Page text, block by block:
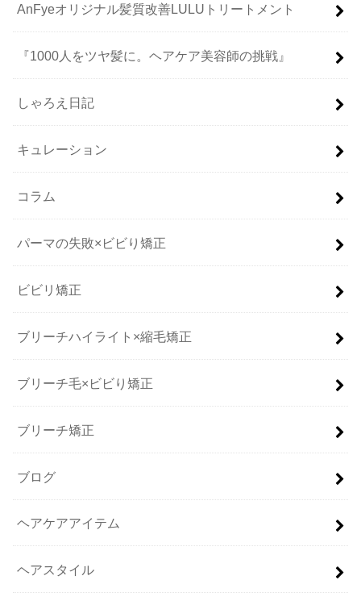
AnFyeオリジナル髪質改善LULUトリートメント
『1000人をツヤ髪に。ヘアケア美容師の挑戦』
しゃろえ日記
キュレーション
コラム
パーマの失敗×ビビり矯正
ビビリ矯正
ブリーチハイライト×縮毛矯正
ブリーチ毛×ビビり矯正
ブリーチ矯正
ブログ
ヘアケアアイテム
ヘアスタイル